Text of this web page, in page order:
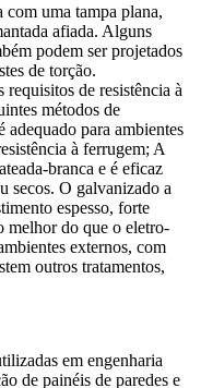
com uma tampa plana,
afiada. Alguns
podem ser projetados
de torção.
requisitos de resistência à
métodos de
para ambientes
à ferrugem; A
branca e é eficaz
secos. O galvanizado a
espesso, forte
melhor do que o eletro-
externos, com
outros tratamentos,
em engenharia
de painéis de paredes e